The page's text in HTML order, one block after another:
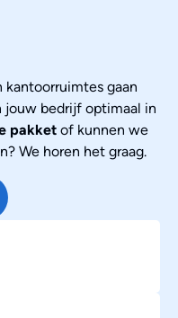
gaan
jouw bedrijf optimaal in
pakket of kunnen we
We horen het graag.